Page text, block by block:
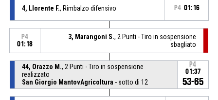
4, Llorente F., Rimbalzo difensivo P4 01:16
P4
01:18
3, Marangoni S., 2 Punti - Tiro in sospensione
sbagliato
44, Orazzo M., 2 Punti - Tiro in sospensione
realizzato
San Giorgio MantovAgricoltura - sotto di 12
P4
01:37
53-65